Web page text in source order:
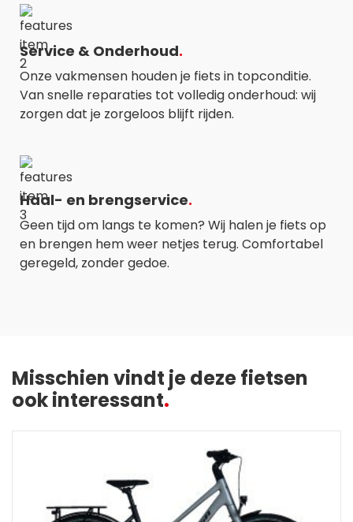
Service & Onderhoud
Onze vakmensen houden je fiets in topconditie.
Van snelle reparaties tot volledig onderhoud: wij
zorgen dat je zorgeloos blijft rijden.
Haal- en brengservice
Geen tijd om langs te komen? Wij halen je fiets op
en brengen hem weer netjes terug. Comfortabel
geregeld, zonder gedoe.
Misschien vindt je deze fietsen
ook interessant